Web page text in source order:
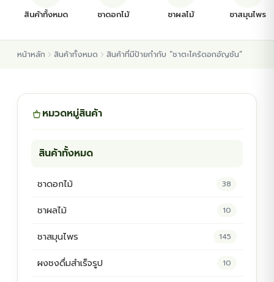
ต้นพันธุ์สมุนไพร
ต้นพันธุ์ไม้ป่า
สินค้าทั้งหมด ชาดอกไม้ ชาผลไม้ ชาสมุนไพร
หน้าหลัก สินค้าทั้งหมด สินค้าที่มีป้ายกำกับ “ชาตะไคร้ดอกอัญชัน”
หมวดหมู่สินค้า
สินค้าทั้งหมด
ชาดอกไม้ 38
ชาผลไม้ 10
ชาสมุนไพร 145
ผงชงดื่มสำเร็จรูป 10